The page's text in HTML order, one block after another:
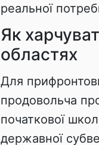
реальної
Як
областях
Для
продовольча
початкової
державної